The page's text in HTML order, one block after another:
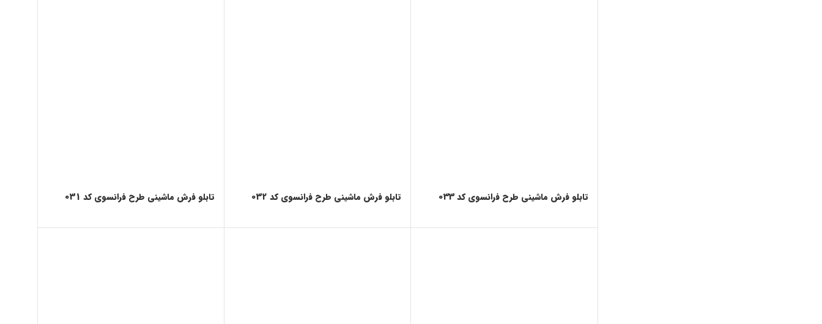
تابلو فرش ماشینی طرح فرانسوی کد 033 تابلو فرش ماشینی طرح فرانسوی کد 032 تابلو فرش ماشینی طرح فرانسوی کد 031